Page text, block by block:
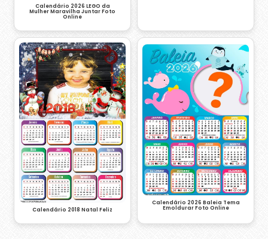
Calendário 2026 LEGO da
Mulher Maravilha Juntar Foto
Online
Calendário 2018 Natal Feliz
Calendário 2026 Baleia Tema
Emoldurar Foto Online